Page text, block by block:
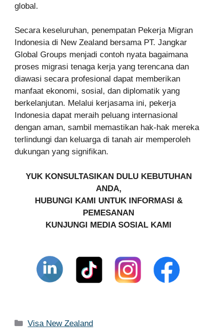
global.
Secara keseluruhan, penempatan Pekerja Migran
Indonesia di New Zealand bersama PT. Jangkar
Global Groups menjadi contoh nyata bagaimana
proses migrasi tenaga kerja yang terencana dan
diawasi secara profesional dapat memberikan
manfaat ekonomi, sosial, dan diplomatik yang
berkelanjutan. Melalui kerjasama ini, pekerja
Indonesia dapat meraih peluang internasional
dengan aman, sambil memastikan hak-hak mereka
terlindungi dan keluarga di tanah air memperoleh
dukungan yang signifikan.
YUK KONSULTASIKAN DULU KEBUTUHAN
ANDA,
HUBUNGI KAMI UNTUK INFORMASI &
PEMESANAN
KUNJUNGI MEDIA SOSIAL KAMI
Kategori
Visa New Zealand